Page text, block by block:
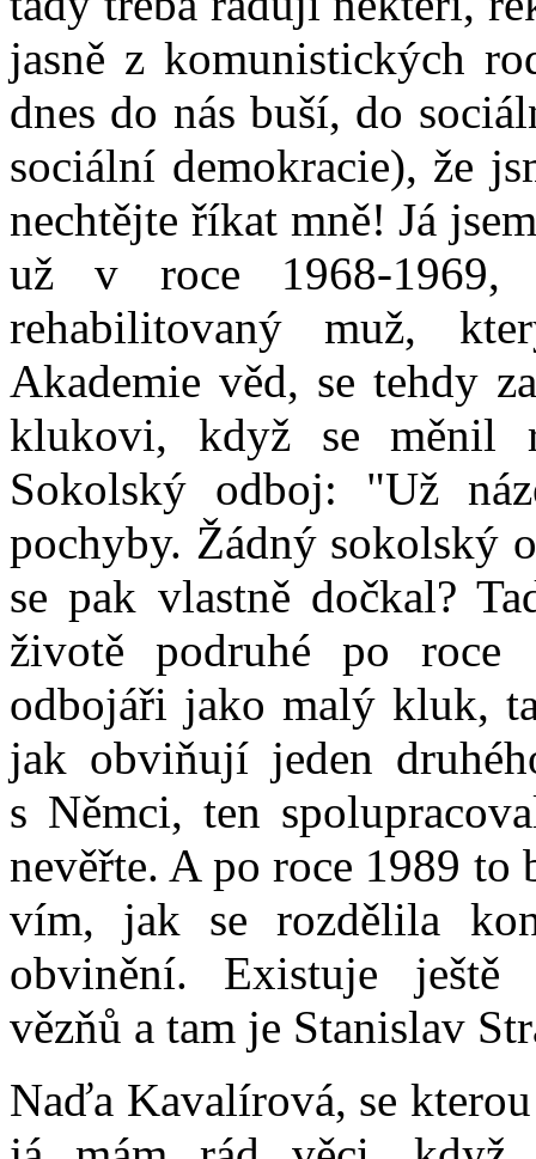
jasně z komunistických
dnes do nás buší, do
sociální demokracie), že
nechtějte říkat mně! Já
už v roce 1968-
rehabilitovaný muž,
Akademie věd, se tehdy
klukovi, když se měnil
Sokolský odboj: "Už
pochyby. Žádný sokolský
se pak vlastně dočkal?
životě podruhé po
odbojáři jako malý kluk,
jak obviňují jeden
s Němci, ten
nevěřte. A po roce 1989
vím, jak se rozdělila
obvinění. Existuje ještě
vězňů a tam je Stanislav
Naďa Kavalírová, se